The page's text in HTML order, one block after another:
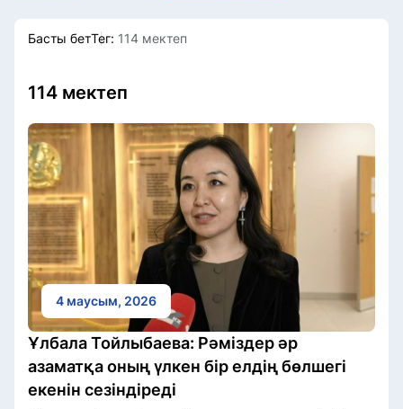
Басты бетТег: 114 мектеп
114 мектеп
4 маусым, 2026
Ұлбала Тойлыбаева: Рәміздер әр
азаматқа оның үлкен бір елдің бөлшегі
екенін сезіндіреді